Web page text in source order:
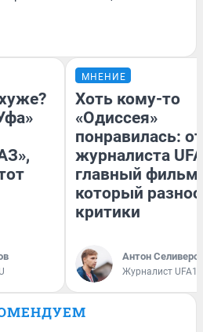
МНЕНИЕ
Хоть кому-то
«Одиссея»
понравилась:
журналиста
главный фильм
который
критики
Антон
Журналист